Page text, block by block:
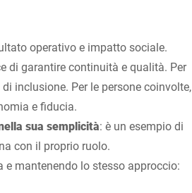
operativo e impatto sociale.
di garantire continuità e qualità. Per
inclusione. Per le persone coinvolte,
e fiducia.
sua semplicità: è un esempio di
con il proprio ruolo.
e mantenendo lo stesso approccio: